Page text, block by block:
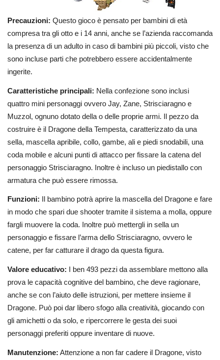
Precauzioni: Questo gioco è pensato per bambini di età
compresa tra gli otto e i 14 anni, anche se l’azienda raccomanda
la presenza di un adulto in caso di bambini più piccoli, visto che
sono incluse parti che potrebbero essere accidentalmente
ingerite.
Caratteristiche principali: Nella confezione sono inclusi
quattro mini personaggi ovvero Jay, Zane, Strisciaragno e
Muzzol, ognuno dotato della o delle proprie armi. Il pezzo da
costruire è il Dragone della Tempesta, caratterizzato da una
sella, mascella apribile, collo, gambe, ali e piedi snodabili, una
coda mobile e alcuni punti di attacco per fissare la catena del
personaggio Strisciaragno. Inoltre è incluso un piedistallo con
armatura che può essere rimossa.
Funzioni: Il bambino potrà aprire la mascella del Dragone e fare
in modo che spari due shooter tramite il sistema a molla, oppure
fargli muovere la coda. Inoltre può mettergli in sella un
personaggio e fissare l’arma dello Strisciaragno, ovvero le
catene, per far catturare il drago da questa figura.
Valore educativo: I ben 493 pezzi da assemblare mettono alla
prova le capacità cognitive del bambino, che deve ragionare,
anche se con l’aiuto delle istruzioni, per mettere insieme il
Dragone. Può poi dar libero sfogo alla creatività, giocando con
gli amichetti o da solo, e ripercorrere le gesta dei suoi
personaggi preferiti oppure inventare di nuove.
Manutenzione: Attenzione a non far cadere il Dragone, visto